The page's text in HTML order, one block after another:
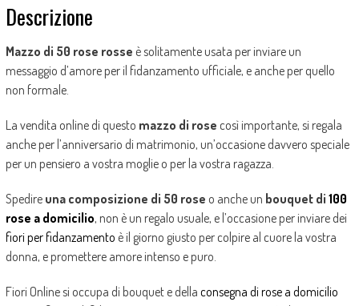
Descrizione
Mazzo di 50 rose rosse è solitamente usata per inviare un
messaggio d’amore per il fidanzamento ufficiale, e anche per quello
non formale.
La vendita online di questo mazzo di rose così importante, si regala
anche per l’anniversario di matrimonio, un’occasione davvero speciale
per un pensiero a vostra moglie o per la vostra ragazza.
Spedire una composizione di 50 rose o anche un bouquet di 100
rose a domicilio, non è un regalo usuale, e l’occasione per inviare dei
fiori per fidanzamento è il giorno giusto per colpire al cuore la vostra
donna, e promettere amore intenso e puro.
Fiori Online si occupa di bouquet e della consegna di rose a domicilio